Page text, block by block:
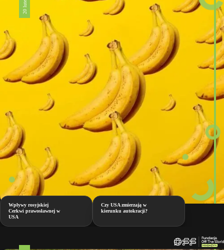
Wpływy rosyjskiej
Cerkwi prawosławnej w
USA
Czy USA zmierzają w
kierunku autokracji?